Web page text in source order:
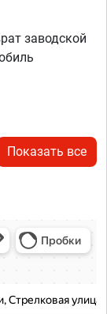
заводской
Показать все